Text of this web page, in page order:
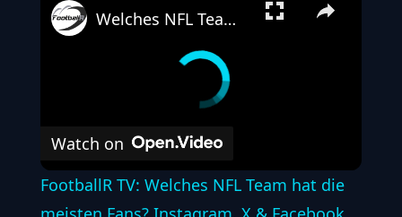
Welches NFL Team hat die meisten Fans? Instagram, X & Facebook Ranking 2024
Watch on
FootballR TV: Welches NFL Team hat die